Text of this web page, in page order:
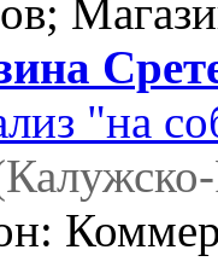
"на